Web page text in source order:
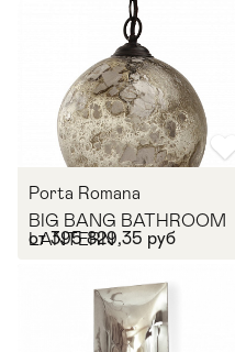
Porta Romana
BIG BANG BATHROOM
LANTERN
от 395 829,35 руб